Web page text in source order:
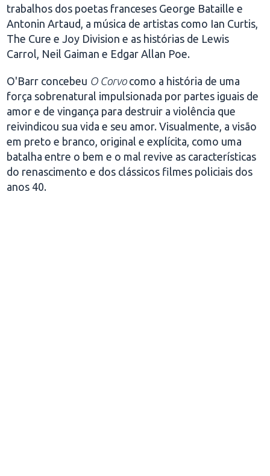
trabalhos dos poetas franceses George Bataille e
Antonin Artaud, a música de artistas como Ian Curtis,
The Cure e Joy Division e as histórias de Lewis
Carrol, Neil Gaiman e Edgar Allan Poe.
O'Barr concebeu O Corvocomo a história de uma
força sobrenatural impulsionada por partes iguais de
amor e de vingança para destruir a violência que
reivindicou sua vida e seu amor. Visualmente, a visão
em preto e branco, original e explícita, como uma
batalha entre o bem e o mal revive as características
do renascimento e dos clássicos filmes policiais dos
anos 40.